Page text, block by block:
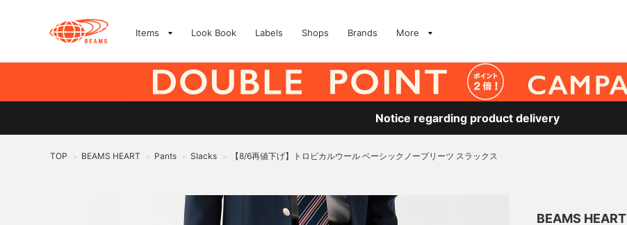
Items Look Book Labels Shops Brands More
Notice regarding product delivery
TOP > BEAMS HEART > Pants > Slacks > 【8/6再値下げ】トロピカルウール ベーシックノープリーツ スラックス
BEAMS HEART